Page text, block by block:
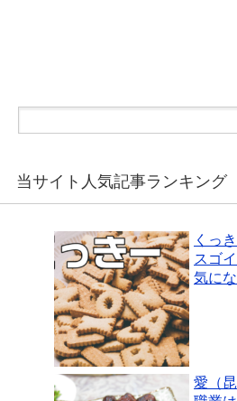
当サイト人気記事ランキング
くっ
スゴ
気にな
愛（